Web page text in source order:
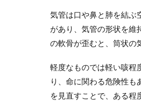
気管は口や鼻と肺を結ぶ
があり、気管の形状を維
の軟骨が歪むと、筒状の
軽度なものでは軽い咳程
り、命に関わる危険性
を見直すことで、ある程